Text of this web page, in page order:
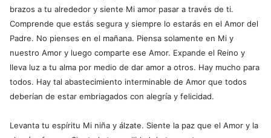
brazos a tu alrededor y siente Mi amor pasar a través de ti.
Comprende que estás segura y siempre lo estarás en el Amor del
Padre. No pienses en el mañana. Piensa solamente en Mi y
nuestro Amor y luego comparte ese Amor. Expande el Reino y
lleva luz a tu alma por medio de dar amor a otros. Hay mucho para
todos. Hay tal abastecimiento interminable de Amor que todos
deberían de estar embriagados con alegría y felicidad.
Levanta tu espíritu Mi niña y álzate. Siente la paz que el Amor y la